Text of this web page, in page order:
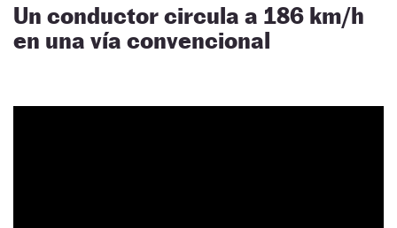
Un conductor circula a 186 km/h
en una vía convencional